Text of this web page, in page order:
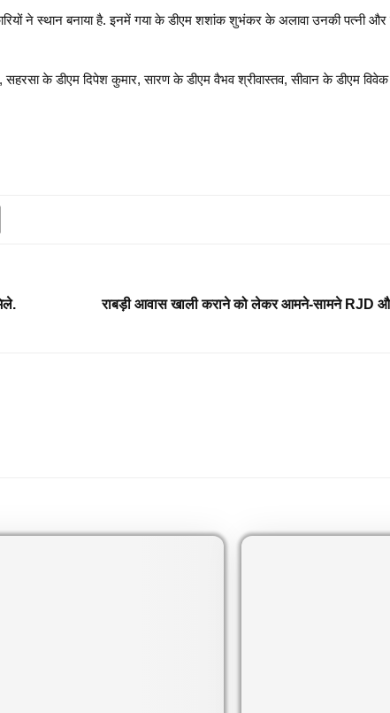
ने स्थान बनाया है. इनमें गया के डीएम शशांक शुभंकर के अलावा उनकी पत्नी और
सहरसा के डीएम दिपेश कुमार, सारण के डीएम वैभव श्रीवास्तव, सीवान के डीएम
राबड़ी आवास खाली कराने को लेकर आमने-सामने RJD